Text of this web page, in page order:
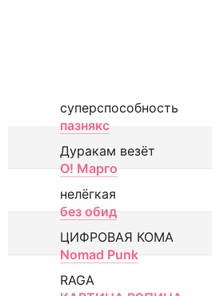
суперспособность
пазнякс
Дуракам везёт
О! Марго
нелёгкая
без обид
ЦИФРОВАЯ КОМА
Nomad Punk
RAGA